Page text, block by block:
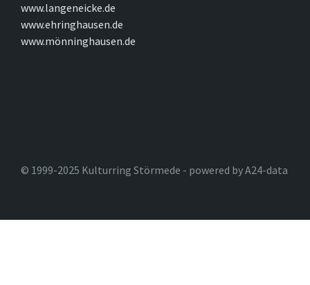
www.langeneicke.de
www.ehringhausen.de
www.mönninghausen.de
© 1999-2025 Kulturring Störmede - powered by A24-data